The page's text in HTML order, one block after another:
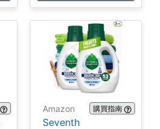
Amazon 購買指南
Seventh